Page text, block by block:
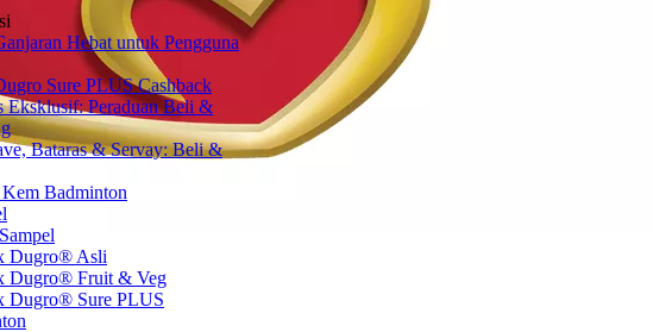
Hebat untuk Pengguna
Sure PLUS Cashback
Eksklusif: Peraduan Beli &
Bataras & Servay: Beli &
Badminton
Dugro® Asli
Dugro® Fruit & Veg
Dugro® Sure PLUS